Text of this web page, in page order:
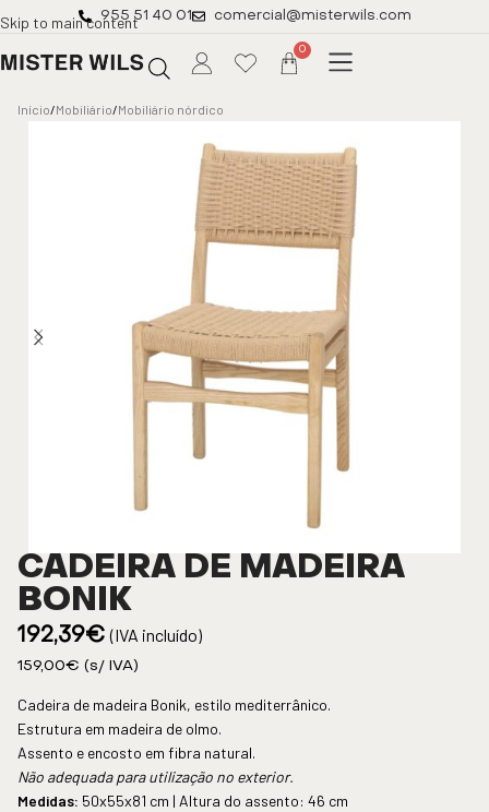
Skip to main content955 51 40 01 comercial@misterwils.com
0
Início/Mobiliário/Mobiliário nórdico
CADEIRA DE MADEIRA
BONIK
192,39€ (IVA incluído)
159,00€ (s/ IVA)
Cadeira de madeira Bonik, estilo mediterrânico.
Estrutura em madeira de olmo.
Assento e encosto em fibra natural.
Não adequada para utilização no exterior.
Medidas: 50x55x81 cm | Altura do assento: 46 cm